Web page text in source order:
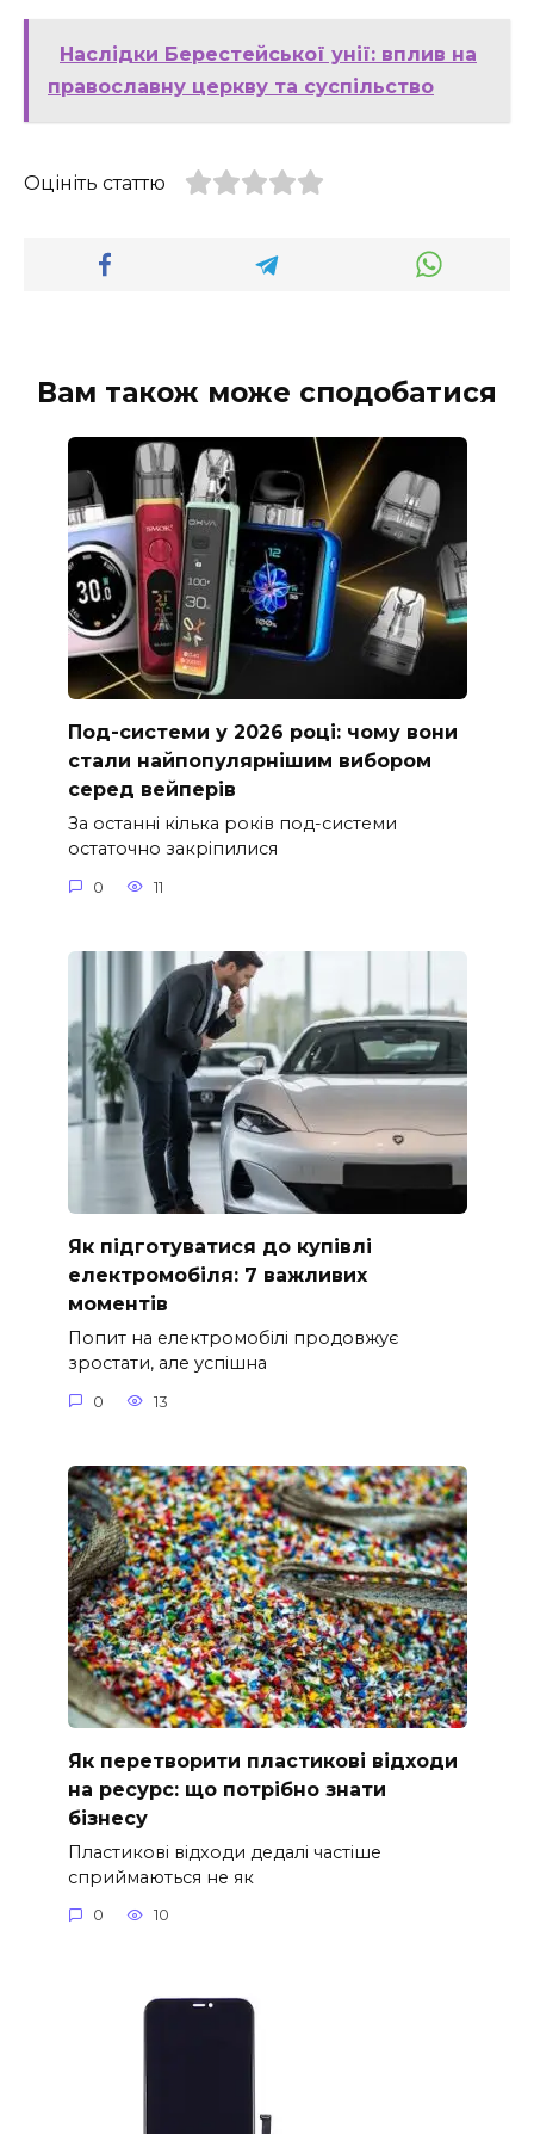
Наслідки Берестейської унії: вплив на
православну церкву та суспільство
Оцініть статтю
Вам також може сподобатися
Под-системи у 2026 році: чому вони
стали найпопулярнішим вибором
серед вейперів
За останні кілька років под-системи
остаточно закріпилися
0 11
Як підготуватися до купівлі
електромобіля: 7 важливих
моментів
Попит на електромобілі продовжує
зростати, але успішна
0 13
Як перетворити пластикові відходи
на ресурс: що потрібно знати
бізнесу
Пластикові відходи дедалі частіше
сприймаються не як
0 10